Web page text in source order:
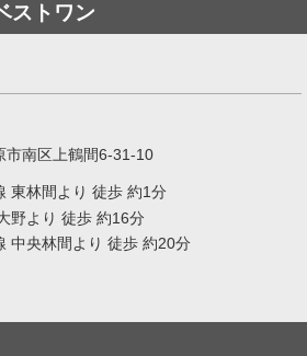
ストワン
市南区上鶴間6-31-10
東林間より 徒歩 約1分
野より 徒歩 約16分
中央林間より 徒歩 約20分